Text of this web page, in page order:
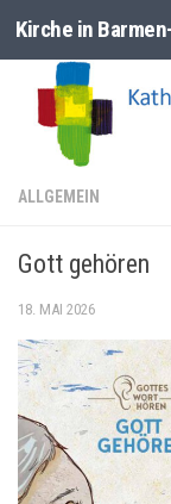
Zum Inhalt
Kirche in
ALLGEMEIN
Gott gehören
18. MAI 2026